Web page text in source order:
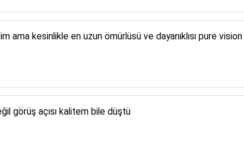
kesinlikle en uzun ömürlüsü ve dayanıklısı pure vision
görüş açısı kalitem bile düştü